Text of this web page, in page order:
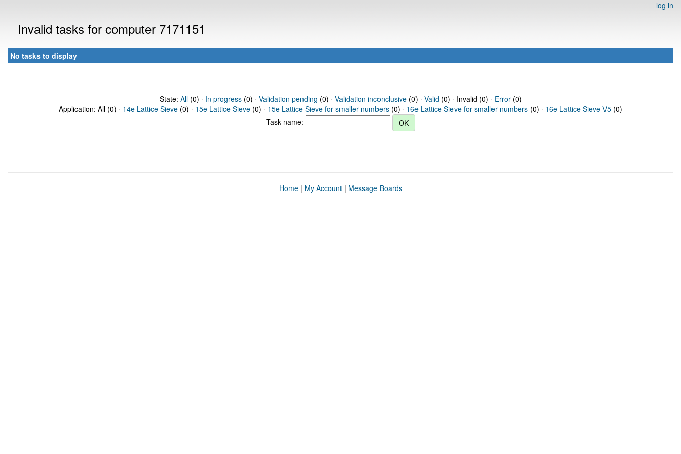
log in
Invalid tasks for computer 7171151
No tasks to display
State: All(0) · In progress(0) · Validation pending (0) · Validation inconclusive(0) · Valid (0) · Invalid (0) · Error(0)
Application: All (0) · 14e Lattice Sieve (0) · 15e Lattice Sieve (0) · 15e Lattice Sieve for smaller numbers (0) · 16e Lattice Sieve for smaller numbers (0) · 16e Lattice Sieve V5 (0)
Task name:
Home| My Account| Message Boards